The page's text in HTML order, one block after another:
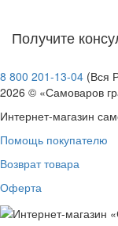
Получите
8 800 201-13-04 (Вся
2026 © «Самоваров
Интернет-магазин
Помощь покупателю
Возврат товара
Оферта